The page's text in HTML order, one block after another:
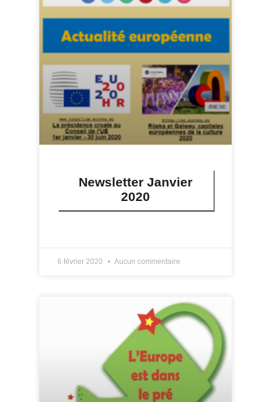
Newsletter Janvier
2020
6 février 2020 Aucun commentaire